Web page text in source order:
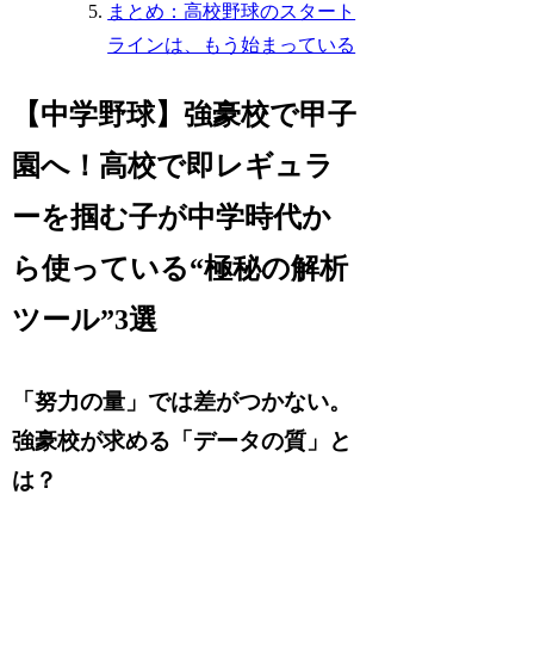
まとめ：高校野球のスタート
ラインは、もう始まっている
【中学野球】強豪校で甲子
園へ！高校で即レギュラ
ーを掴む子が中学時代か
ら使っている“極秘の解析
ツール”3選
「努力の量」では差がつかない。
強豪校が求める「データの質」と
は？